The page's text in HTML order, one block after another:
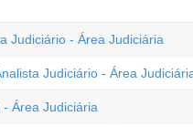
Judiciário - Área Judiciária
Judiciário - Área
Área Judiciária